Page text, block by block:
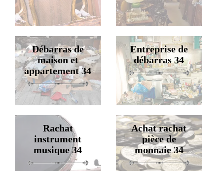
Débarras de
maison et
appartement 34
Entreprise de
débarras 34
Rachat
instrument
musique 34
Achat rachat
pièce de
monnaie 34